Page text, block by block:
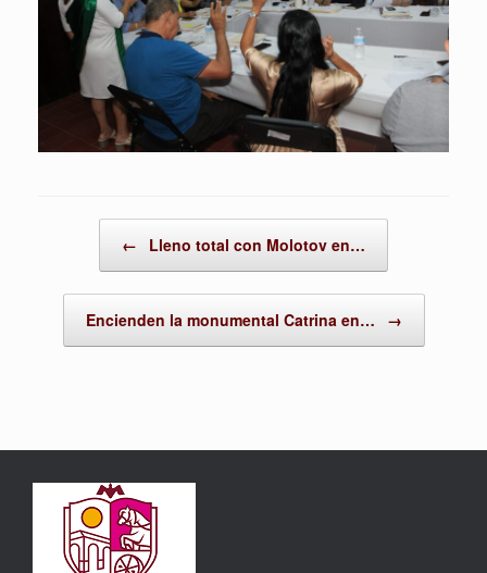
← Lleno total con Molotov en…
Encienden la monumental Catrina en… →